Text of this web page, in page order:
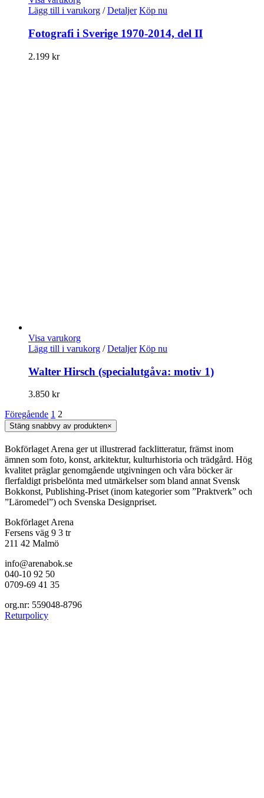
Lägg till i varukorg / Detaljer Köp nu
Fotografi i Sverige 1970-2014, del II
2.199 kr
Visa varukorg
Lägg till i varukorg / Detaljer Köp nu
Walter Hirsch (specialutgåva: motiv 1)
3.850 kr
Föregående 1 2
Stäng snabbvy av produkten×
Bokförlaget Arena ger ut illustrerad facklitteratur, främst inom
ämnen som foto, konst, arkitektur, kulturhistoria och trädgård. Hög
kvalitet präglar genomgående utgivningen och våra böcker är
flerfaldigt prisbelönta med utmärkelser som bland annat Svensk
Bokkonst, Publishing-Priset (inom kategorier som ”Praktverk” och
”Läromedel”) och Svenska Designpriset.
Bokförlaget Arena
Fersens väg 9 3 tr
211 42 Malmö
info@arenabok.se
040-10 92 50
0709-69 41 35
org.nr: 559048-8796
Returpolicy